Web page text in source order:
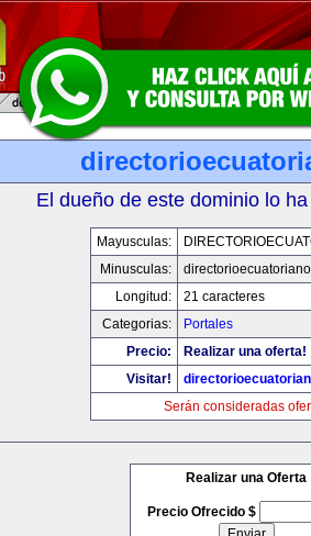
El dueño de este dominio lo
Mayusculas:
Minusculas:
Longitud:
21 caracteres
Categorias:
Portales
Precio:
Realizar una oferta!
Visitar!
Serán consideradas
Realizar una Oferta
Precio Ofrecido $